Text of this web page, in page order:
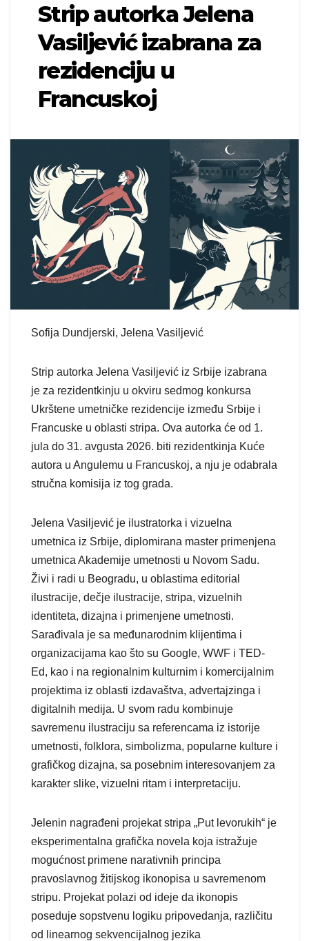
Strip autorka Jelena
Vasiljević izabrana za
rezidenciju u
Francuskoj
Sofija Dundjerski, Jelena Vasiljević
Strip autorka Jelena Vasiljević iz Srbije izabrana
je za rezidentkinju u okviru sedmog konkursa
Ukrštene umetničke rezidencije između Srbije i
Francuske u oblasti stripa. Ova autorka će od 1.
jula do 31. avgusta 2026. biti rezidentkinja Kuće
autora u Angulemu u Francuskoj, a nju je odabrala
stručna komisija iz tog grada.
Jelena Vasiljević je ilustratorka i vizuelna
umetnica iz Srbije, diplomirana master primenjena
umetnica Akademije umetnosti u Novom Sadu.
Živi i radi u Beogradu, u oblastima editorial
ilustracije, dečje ilustracije, stripa, vizuelnih
identiteta, dizajna i primenjene umetnosti.
Sarađivala je sa međunarodnim klijentima i
organizacijama kao što su Google, WWF i TED-
Ed, kao i na regionalnim kulturnim i komercijalnim
projektima iz oblasti izdavaštva, advertajzinga i
digitalnih medija. U svom radu kombinuje
savremenu ilustraciju sa referencama iz istorije
umetnosti, folklora, simbolizma, popularne kulture i
grafičkog dizajna, sa posebnim interesovanjem za
karakter slike, vizuelni ritam i interpretaciju.
Jelenin nagrađeni projekat stripa „Put levorukih“ je
eksperimentalna grafička novela koja istražuje
mogućnost primene narativnih principa
pravoslavnog žitijskog ikonopisa u savremenom
stripu. Projekat polazi od ideje da ikonopis
poseduje sopstvenu logiku pripovedanja, različitu
od linearnog sekvencijalnog jezika